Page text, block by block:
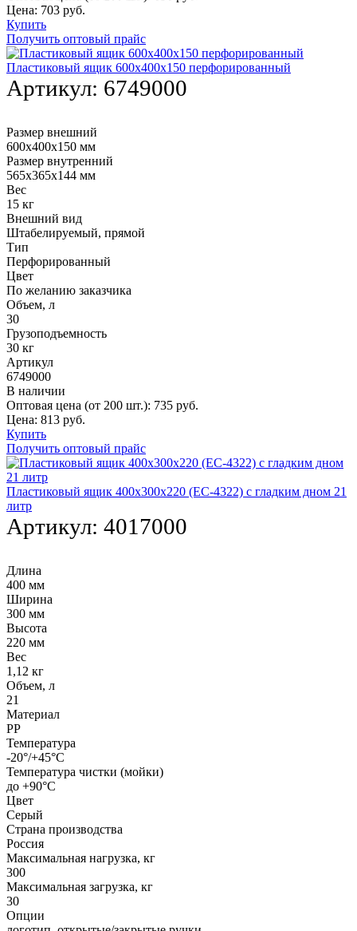
Цена: 703 руб.
Купить
Получить оптовый прайс
Пластиковый ящик 600х400х150 перфорированный
Артикул: 6749000
Размер внешний
600х400х150 мм
Размер внутренний
565х365х144 мм
Вес
15 кг
Внешний вид
Штабелируемый, прямой
Тип
Перфорированный
Цвет
По желанию заказчика
Объем, л
30
Грузоподъемность
30 кг
Артикул
6749000
В наличии
Оптовая цена (от 200 шт.): 735 руб.
Цена: 813 руб.
Купить
Получить оптовый прайс
Пластиковый ящик 400х300х220 (ЕС-4322) с гладким дном 21
литр
Артикул: 4017000
Длина
400 мм
Ширина
300 мм
Высота
220 мм
Вес
1,12 кг
Объем, л
21
Материал
РР
Температура
-20°/+45°С
Температура чистки (мойки)
до +90°C
Цвет
Серый
Страна производства
Россия
Максимальная нагрузка, кг
300
Максимальная загрузка, кг
30
Опции